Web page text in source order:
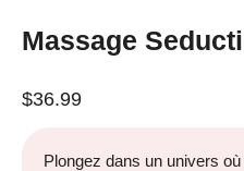
Massage
$36.99
Plongez dans un univers